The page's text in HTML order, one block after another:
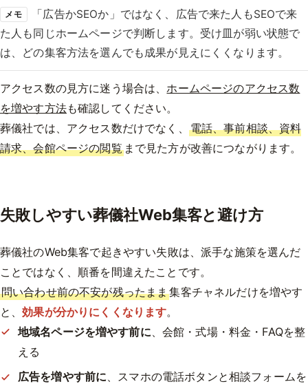
メモ
「広告かSEOか」ではなく、広告で来た人もSEOで来
た人も同じホームページで判断します。受け皿が弱い状態で
は、どの集客方法を選んでも成果が見えにくくなります。
アクセス数の見方に迷う場合は、ホームページのアクセス数
を増やす方法も確認してください。
葬儀社では、アクセス数だけでなく、 電話、事前相談、資料
請求、会館ページの閲覧まで見た方が改善につながります。
失敗しやすい葬儀社Web集客と避け方
葬儀社のWeb集客で起きやすい失敗は、派手な施策を選んだ
ことではなく、順番を間違えたことです。
問い合わせ前の不安が残ったまま集客チャネルだけを増やす
と、効果が分かりにくくなります。
地域名ページを増やす前に 、会館・式場・料金・FAQを整
える
広告を増やす前に 、スマホの電話ボタンと相談フォームを